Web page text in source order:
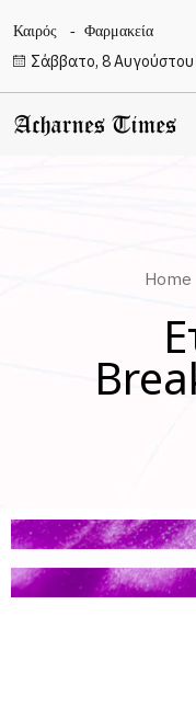
Καιρός Φαρμακεία
Σάββατο, 8 Αυγούστου
Home